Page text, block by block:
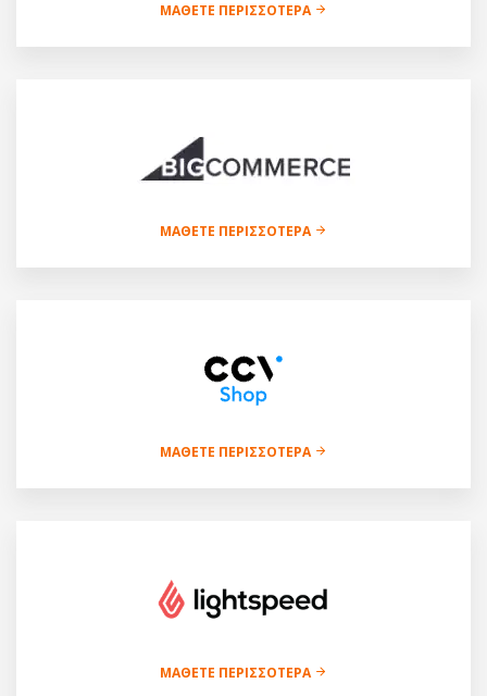
ΜΆΘΕΤΕ ΠΕΡΙΣΣΌΤΕΡΑ
ΜΆΘΕΤΕ ΠΕΡΙΣΣΌΤΕΡΑ
ΜΆΘΕΤΕ ΠΕΡΙΣΣΌΤΕΡΑ
ΜΆΘΕΤΕ ΠΕΡΙΣΣΌΤΕΡΑ